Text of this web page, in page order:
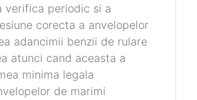
verifica periodic si a
corecta a anvelopelor
adancimii benzii de rulare
atunci cand aceasta a
minima legala
de marimi